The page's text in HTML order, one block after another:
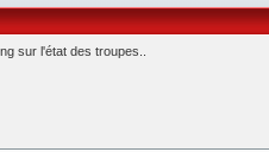
sur l'état des troupes..